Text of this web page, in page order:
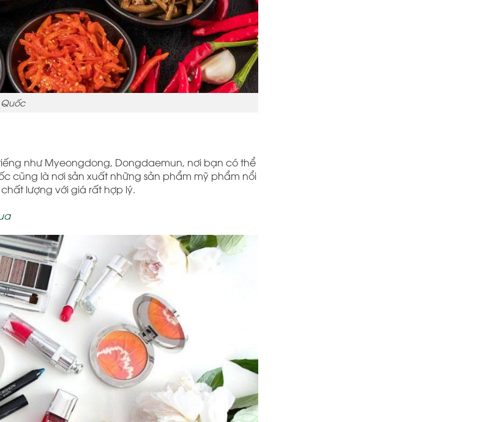
như Myeongdong, Dongdaemun, nơi bạn có thể
cũng là nơi sản xuất những sản phẩm mỹ phẩm nổi
lượng với giá rất hợp lý.